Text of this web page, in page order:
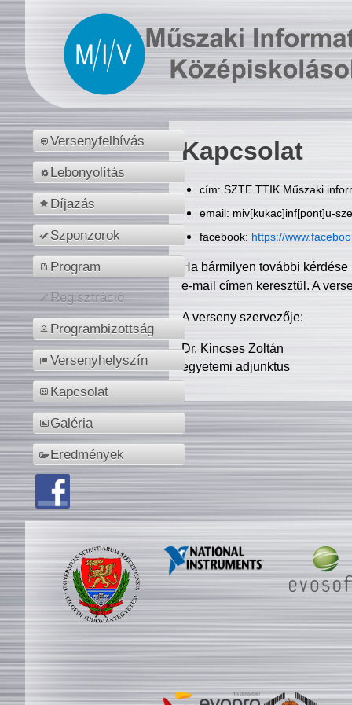
Versenyfelhívás
Lebonyolítás
Díjazás
Szponzorok
Program
Regisztráció
Programbizottság
Versenyhelyszín
Kapcsolat
Galéria
Eredmények
Kapcsolat
cím: SZTE TTIK Műszaki
email: miv[kukac]inf[pont]u-
facebook: https://
Ha bármilyen további
e-mail címen keresztül. A
A verseny szervezője:
Dr. Kincses Zoltán
egyetemi adjunktus